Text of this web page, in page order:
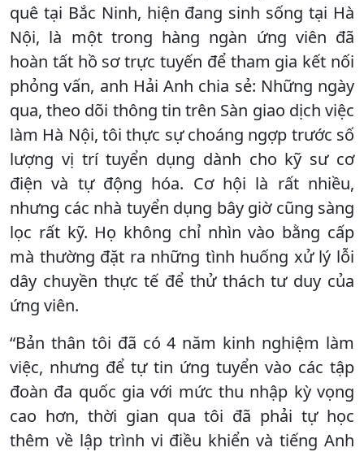
quê tại Bắc Ninh, hiện đang sinh sống tại Hà
Nội, là một trong hàng ngàn ứng viên đã
hoàn tất hồ sơ trực tuyến để tham gia kết nối
phỏng vấn, anh Hải Anh chia sẻ: Những ngày
qua, theo dõi thông tin trên Sàn giao dịch việc
làm Hà Nội, tôi thực sự choáng ngợp trước số
lượng vị trí tuyển dụng dành cho kỹ sư cơ
điện và tự động hóa. Cơ hội là rất nhiều,
nhưng các nhà tuyển dụng bây giờ cũng sàng
lọc rất kỹ. Họ không chỉ nhìn vào bằng cấp
mà thường đặt ra những tình huống xử lý lỗi
dây chuyền thực tế để thử thách tư duy của
ứng viên.
​“Bản thân tôi đã có 4 năm kinh nghiệm làm
việc, nhưng để tự tin ứng tuyển vào các tập
đoàn đa quốc gia với mức thu nhập kỳ vọng
cao hơn, thời gian qua tôi đã phải tự học
thêm về lập trình vi điều khiển và tiếng Anh